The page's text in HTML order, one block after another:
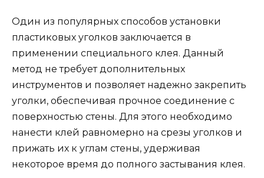
Один из популярных способов установки
пластиковых уголков заключается в
применении специального клея. Данный
метод не требует дополнительных
инструментов и позволяет надежно закрепить
уголки, обеспечивая прочное соединение с
поверхностью стены. Для этого необходимо
нанести клей равномерно на срезы уголков и
прижать их к углам стены, удерживая
некоторое время до полного застывания клея.